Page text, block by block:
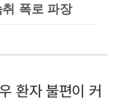
폭로 파장
환자 불편이 커